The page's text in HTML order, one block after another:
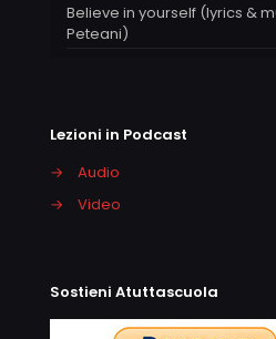
Believe in yourself (lyrics &
Peteani)
Lezioni in Podcast
→
Audio
→
Video
Sostieni Atuttascuola